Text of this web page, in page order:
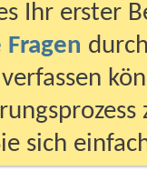
Ihr erster
sich